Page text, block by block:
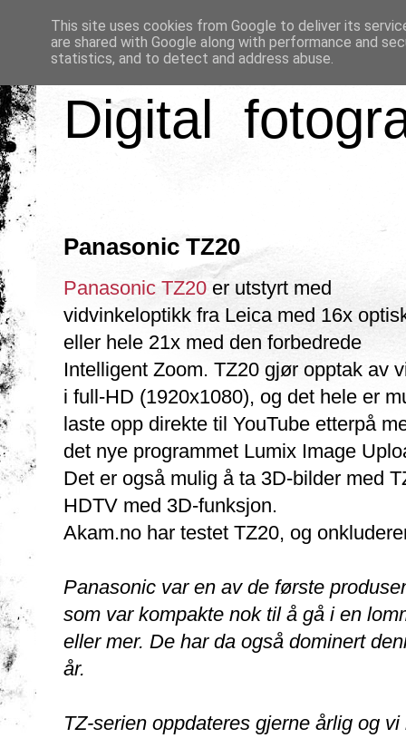
Digital
Panasonic TZ20
Panasonic TZ20 er utstyrt med
vidvinkeloptikk fra Leica med 16x
eller hele 21x med den forbedrede
Intelligent Zoom. TZ20 gjør opptak av
i full-HD (1920x1080), og det hele er
laste opp direkte til YouTube etterpå
det nye programmet Lumix Image
Det er også mulig å ta 3D-bilder med
HDTV med 3D-funksjon.
Akam.no har testet TZ20, og
Panasonic var en av de første
som var kompakte nok til å gå i en
eller mer. De har da også dominert
år.
TZ-serien oppdateres gjerne årlig og
This site uses cookies from Google to deliver its
are shared with Google along with performance and
statistics, and to detect and address abuse.